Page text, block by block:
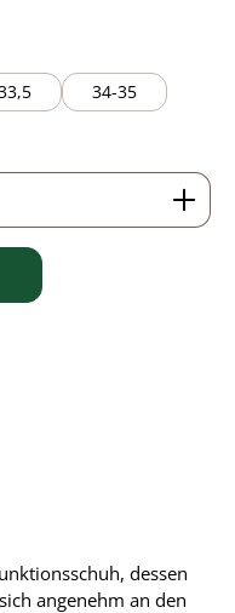
34-35
Wert ein
dessen
angenehm an den